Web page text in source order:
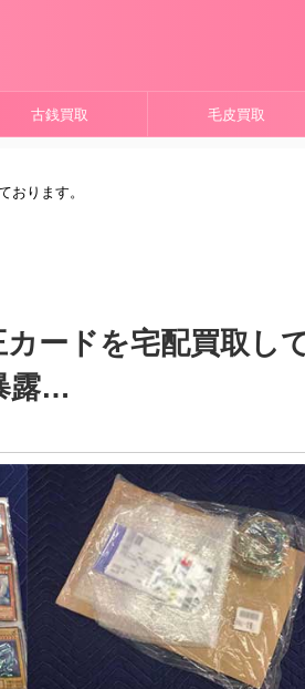
古銭買取 毛皮買取
おります。
ードを宅配買取し
露…